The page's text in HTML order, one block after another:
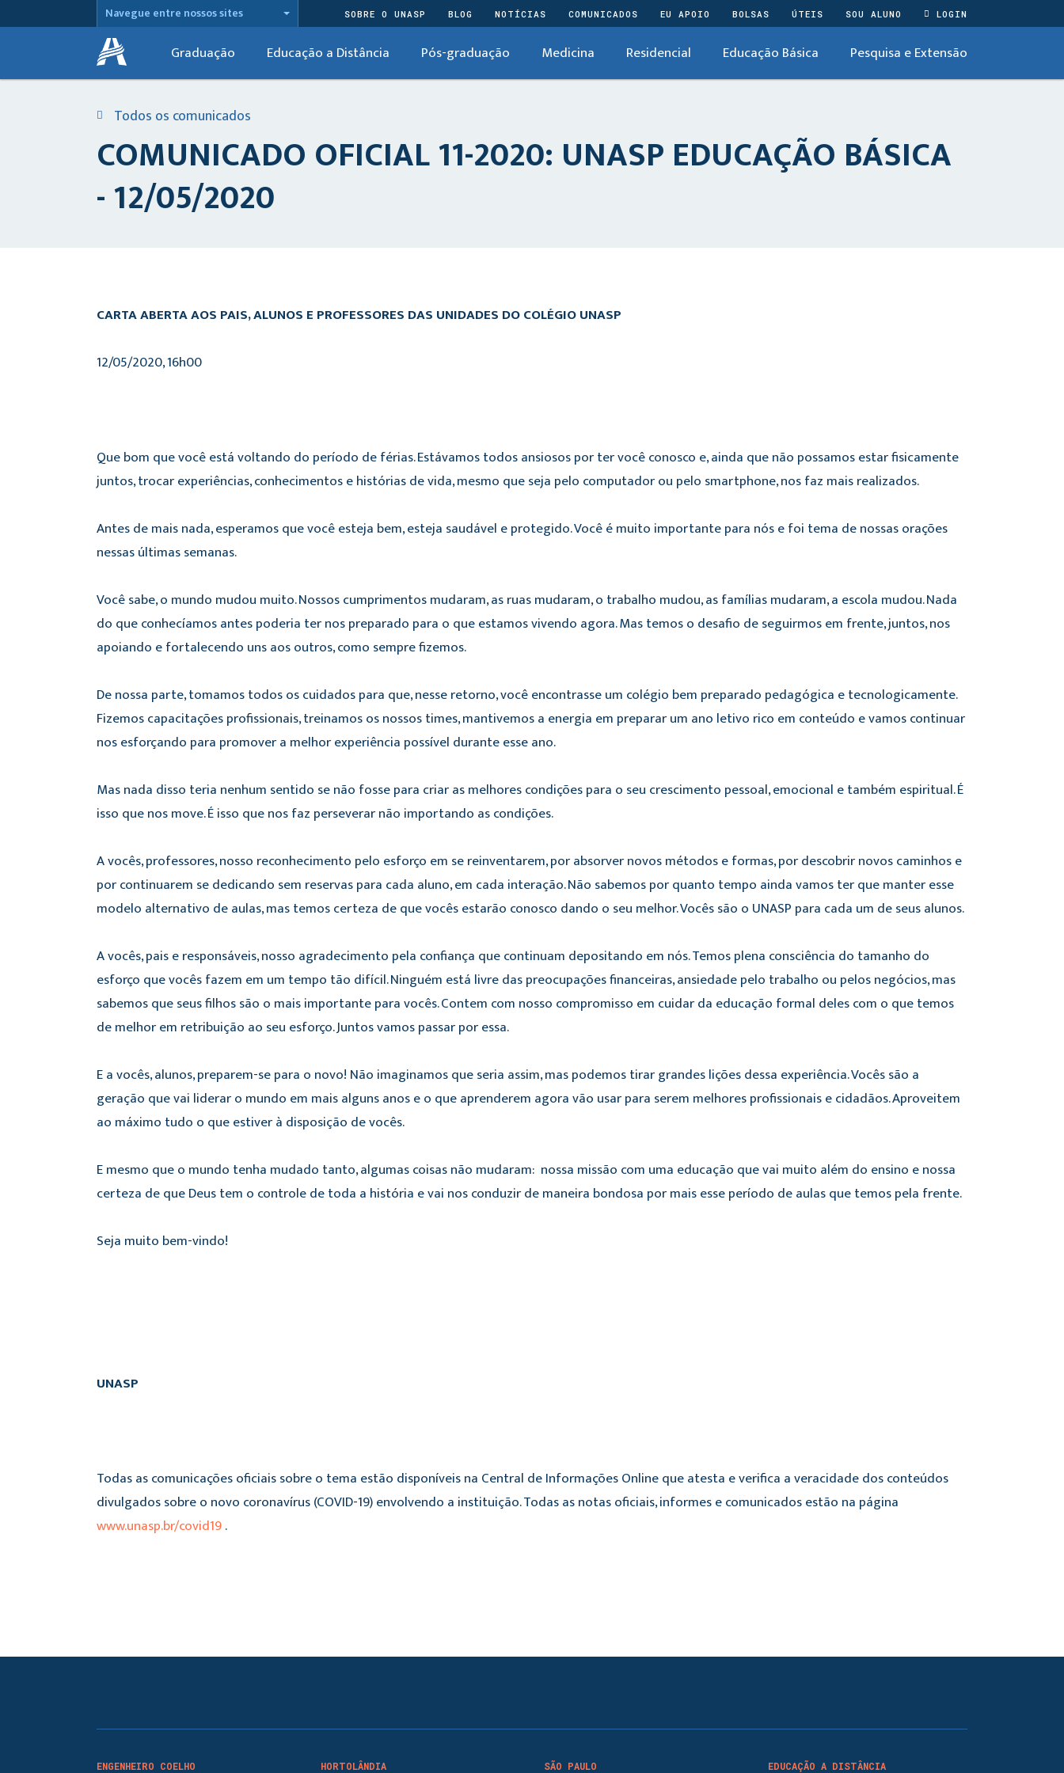
Navegue entre nossos sites SOBRE O UNASP BLOG NOTÍCIAS COMUNICADOS EU APOIO BOLSAS ÚTEIS SOU ALUNO LOGIN
Graduação Educação a Distância Pós-graduação Medicina Residencial Educação Básica Pesquisa e Extensão
Todos os comunicados
COMUNICADO OFICIAL 11-2020: UNASP EDUCAÇÃO BÁSICA
- 12/05/2020
CARTA ABERTA AOS PAIS, ALUNOS E PROFESSORES DAS UNIDADES DO COLÉGIO UNASP
12/05/2020, 16h00
Que bom que você está voltando do período de férias. Estávamos todos ansiosos por ter você conosco e, ainda que não possamos estar fisicamente
juntos, trocar experiências, conhecimentos e histórias de vida, mesmo que seja pelo computador ou pelo smartphone, nos faz mais realizados.
Antes de mais nada, esperamos que você esteja bem, esteja saudável e protegido. Você é muito importante para nós e foi tema de nossas orações
nessas últimas semanas.
Você sabe, o mundo mudou muito. Nossos cumprimentos mudaram, as ruas mudaram, o trabalho mudou, as famílias mudaram, a escola mudou. Nada
do que conhecíamos antes poderia ter nos preparado para o que estamos vivendo agora. Mas temos o desafio de seguirmos em frente, juntos, nos
apoiando e fortalecendo uns aos outros, como sempre fizemos.
De nossa parte, tomamos todos os cuidados para que, nesse retorno, você encontrasse um colégio bem preparado pedagógica e tecnologicamente.
Fizemos capacitações profissionais, treinamos os nossos times, mantivemos a energia em preparar um ano letivo rico em conteúdo e vamos continuar
nos esforçando para promover a melhor experiência possível durante esse ano.
Mas nada disso teria nenhum sentido se não fosse para criar as melhores condições para o seu crescimento pessoal, emocional e também espiritual. É
isso que nos move. É isso que nos faz perseverar não importando as condições.
A vocês, professores, nosso reconhecimento pelo esforço em se reinventarem, por absorver novos métodos e formas, por descobrir novos caminhos e
por continuarem se dedicando sem reservas para cada aluno, em cada interação. Não sabemos por quanto tempo ainda vamos ter que manter esse
modelo alternativo de aulas, mas temos certeza de que vocês estarão conosco dando o seu melhor. Vocês são o UNASP para cada um de seus alunos.
A vocês, pais e responsáveis, nosso agradecimento pela confiança que continuam depositando em nós. Temos plena consciência do tamanho do
esforço que vocês fazem em um tempo tão difícil. Ninguém está livre das preocupações financeiras, ansiedade pelo trabalho ou pelos negócios, mas
sabemos que seus filhos são o mais importante para vocês. Contem com nosso compromisso em cuidar da educação formal deles com o que temos
de melhor em retribuição ao seu esforço. Juntos vamos passar por essa.
E a vocês, alunos, preparem-se para o novo! Não imaginamos que seria assim, mas podemos tirar grandes lições dessa experiência. Vocês são a
geração que vai liderar o mundo em mais alguns anos e o que aprenderem agora vão usar para serem melhores profissionais e cidadãos. Aproveitem
ao máximo tudo o que estiver à disposição de vocês.
E mesmo que o mundo tenha mudado tanto, algumas coisas não mudaram: nossa missão com uma educação que vai muito além do ensino e nossa
certeza de que Deus tem o controle de toda a história e vai nos conduzir de maneira bondosa por mais esse período de aulas que temos pela frente.
Seja muito bem-vindo!
UNASP
Todas as comunicações oficiais sobre o tema estão disponíveis na Central de Informações Online que atesta e verifica a veracidade dos conteúdos
divulgados sobre o novo coronavírus (COVID-19) envolvendo a instituição. Todas as notas oficiais, informes e comunicados estão na página
www.unasp.br/covid19.
ENGENHEIRO COELHO HORTOLÂNDIA SÃO PAULO EDUCAÇÃO A DISTÂNCIA